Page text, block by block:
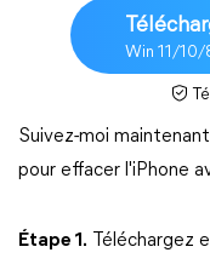
Win 11/
Suivez-moi
pour effacer l'iPhone
Étape 1. Téléchargez